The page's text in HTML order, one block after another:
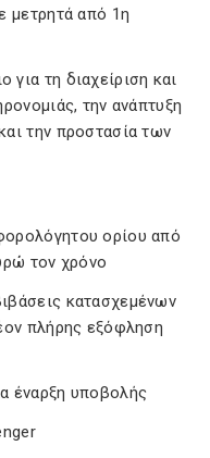
μετρητά από 1η
τη διαχείριση και
την ανάπτυξη
την προστασία των
ορίου από
τον χρόνο
κατασχεμένων
πλήρης εξόφληση
έναρξη υποβολής